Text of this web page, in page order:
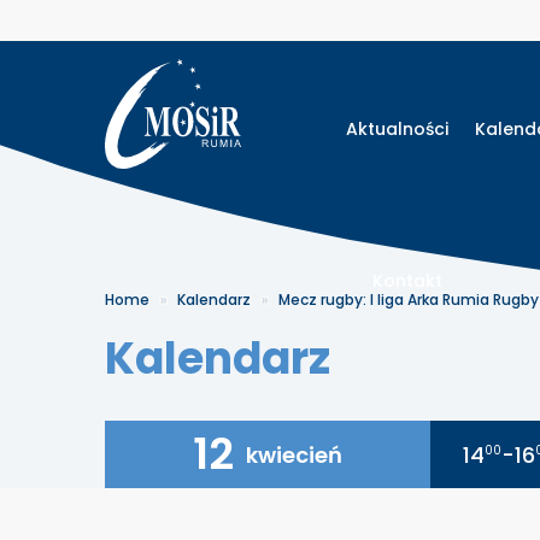
Aktualności
Home Kalendarz Mecz rugby: I liga Arka Rumia
Kalendarz
12 kwiecień 1400 -16